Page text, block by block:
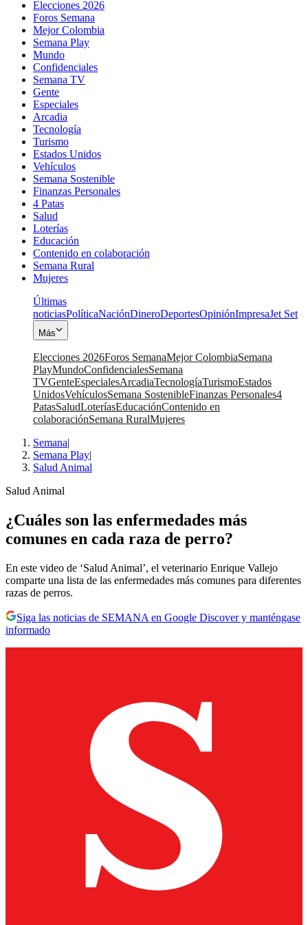
Elecciones 2026
Foros Semana
Mejor Colombia
Semana Play
Mundo
Confidenciales
Semana TV
Gente
Especiales
Arcadia
Tecnología
Turismo
Estados Unidos
Vehículos
Semana Sostenible
Finanzas Personales
4 Patas
Salud
Loterías
Educación
Contenido en colaboración
Semana Rural
Mujeres
Últimas
noticiasPolíticaNaciónDineroDeportesOpiniónImpresaJet Set
Más
Elecciones 2026Foros SemanaMejor ColombiaSemana
PlayMundoConfidencialesSemana
TVGenteEspecialesArcadiaTecnologíaTurismoEstados
UnidosVehículosSemana SostenibleFinanzas Personales4
PatasSaludLoteríasEducaciónContenido en
colaboraciónSemana RuralMujeres
Semana|
Semana Play|
Salud Animal
Salud Animal
¿Cuáles son las enfermedades más
comunes en cada raza de perro?
En este video de ‘Salud Animal’, el veterinario Enrique Vallejo
comparte una lista de las enfermedades más comunes para diferentes
razas de perros.
Siga las noticias de SEMANA en Google Discover y manténgase
informado